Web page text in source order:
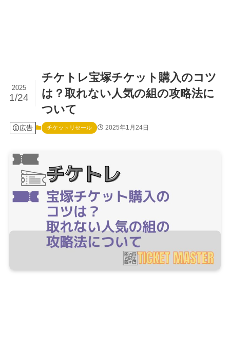
チケトレ宝塚チケット購入のコツ
は？取れない人気の組の攻略法に
ついて
2025
1/24
広告 チケットリセール 2025年1月24日